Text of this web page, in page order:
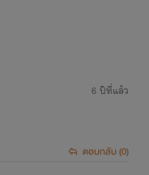
6 ปีที่แล้ว
ตอบกลับ (0)